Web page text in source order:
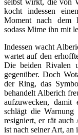
selbst wirkt, die von
kocht indessen
Moment nach dem
sodass Mime ihn mit
Indessen wacht
wartet auf den
Die beiden Rivalen
gegenüber. Doch
der Ring, das
behandelt Alberich
aufzuwecken,
schlägt die
resigniert, er rät
ist nach seiner Art, an